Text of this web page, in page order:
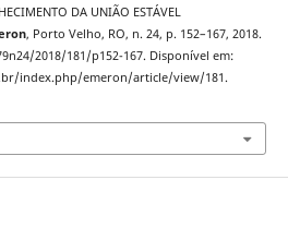
DA UNIÃO ESTÁVEL
, Porto Velho, RO, n. 24, p. 152–167, 2018.
2018/181/p152-167. Disponível em:
index.php/emeron/article/view/181.